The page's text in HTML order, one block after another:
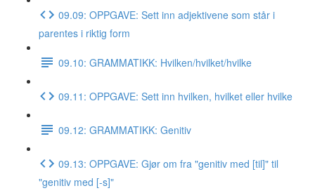
09.09: OPPGAVE: Sett inn adjektivene som står i
parentes i riktig form
09.10: GRAMMATIKK: Hvilken/hvilket/hvilke
09.11: OPPGAVE: Sett inn hvilken, hvilket eller hvilke
09.12: GRAMMATIKK: Genitiv
09.13: OPPGAVE: Gjør om fra "genitiv med [til]" til
"genitiv med [-s]"